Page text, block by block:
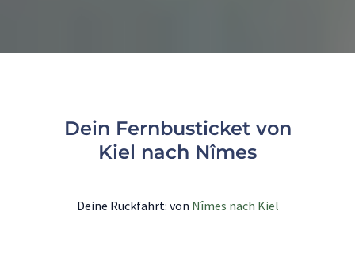
Dein Fernbusticket von
Kiel nach Nîmes
Deine Rückfahrt: von Nîmes nach Kiel